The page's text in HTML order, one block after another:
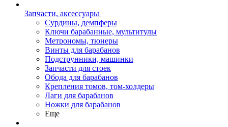
Запчасти, аксессуары
Сурдины, демпферы
Ключи барабанные, мультитулы
Метрономы, тюнеры
Винты для барабанов
Подструнники, машинки
Запчасти для стоек
Обода для барабанов
Крепления томов, том-холдеры
Лаги для барабанов
Ножки для барабанов
Еще